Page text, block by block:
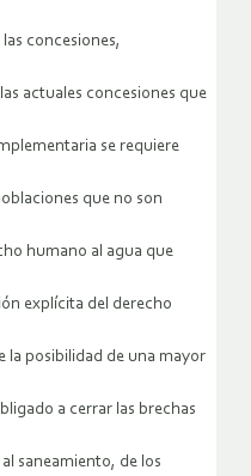
concesiones,
actuales concesiones que
se requiere
que no son
humano al agua que
explícita del derecho
la posibilidad de una mayor
a cerrar las brechas
saneamiento, de los